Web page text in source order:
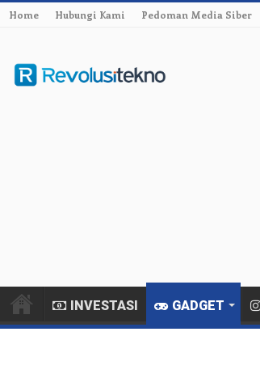
Home Hubungi Kami Pedoman Media Siber
INVESTASI GADGET